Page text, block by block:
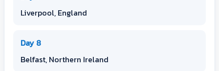
Liverpool, England
Day 8
Belfast, Northern Ireland